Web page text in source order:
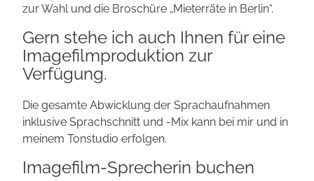
zur Wahl und die Broschüre „Mieterräte in Berlin“.
Gern stehe ich auch Ihnen für eine
Imagefilm­produktion zur
Verfügung.
Die gesamte Abwicklung der Sprach­aufnahmen
inklusive Sprach­schnitt und -Mix kann bei mir und in
meinem Ton­studio erfolgen.
Imagefilm-Sprecherin buchen